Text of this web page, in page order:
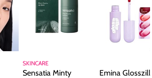
SKINCARE
Sensatia Minty
Emina